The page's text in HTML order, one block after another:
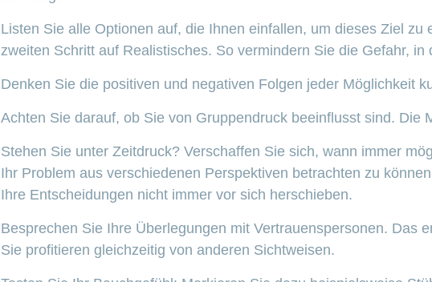
Listen Sie alle Optionen auf, die Ihnen einfallen, um dieses Ziel zu
zweiten Schritt auf Realistisches. So vermindern Sie die Gefahr,
Denken Sie die positiven und negativen Folgen jeder Möglichkeit
Achten Sie darauf, ob Sie von Gruppendruck beeinflusst sind. Die
Stehen Sie unter Zeitdruck? Verschaffen Sie sich, wann immer
Ihr Problem aus verschiedenen Perspektiven betrachten zu
Ihre Entscheidungen nicht immer vor sich herschieben.
Besprechen Sie Ihre Überlegungen mit Vertrauenspersonen. Das
Sie profitieren gleichzeitig von anderen Sichtweisen.